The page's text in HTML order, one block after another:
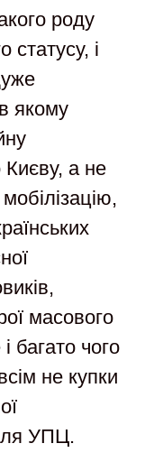
роду
статусу, і
якому
а не
масового
багато чого
не купки
УПЦ.